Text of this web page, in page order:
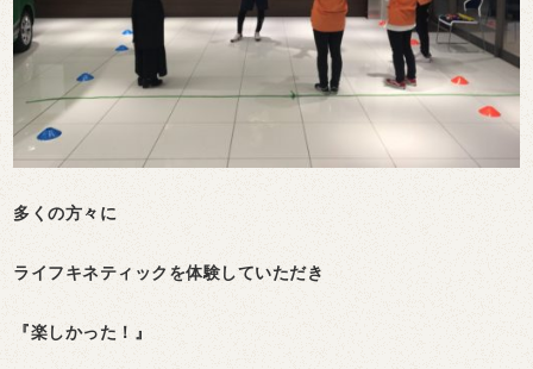
多くの方々に
ライフキネティックを体験していただき
『楽しかった！』